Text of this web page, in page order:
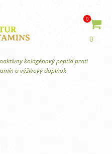
0
0
kolagénový peptid proti
a výživový doplnok